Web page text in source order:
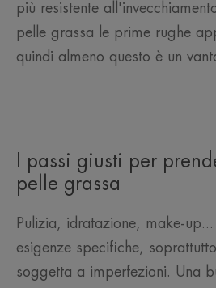
più resistente
pelle grassa le prime rughe
quindi almeno questo è un
I passi giusti per
pelle grassa
Pulizia, idratazione, make-
esigenze specifiche,
soggetta a imperfezioni. Una